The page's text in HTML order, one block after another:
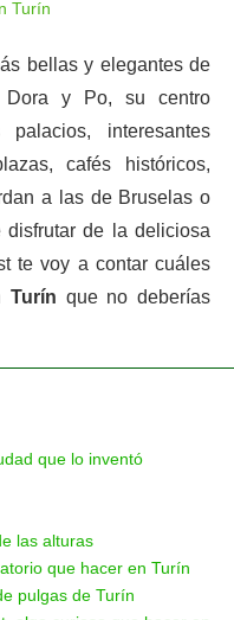
bellas y elegantes de
Dora y Po, su centro
palacios, interesantes
cafés históricos,
a las de Bruselas o
de la deliciosa
te voy a contar cuáles
Turín que no deberías
que lo inventó
las alturas
que hacer en Turín
pulgas de Turín